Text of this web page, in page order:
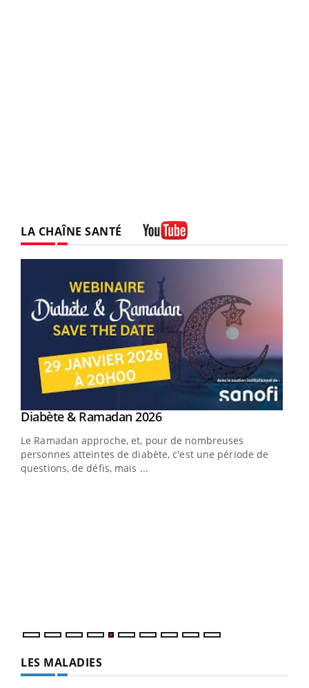
LA CHAÎNE SANTÉ
Youtube
Diabète & Ramadan 2026Youtube
Le Ramadan approche, et, pour de nombreuses
personnes atteintes de diabète, c'est une période de
questions, de défis, mais ...
LES MALADIES